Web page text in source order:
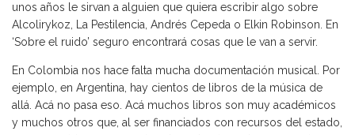
unos años le sirvan a alguien que quiera escribir algo sobre
Alcolirykoz, La Pestilencia, Andrés Cepeda o Elkin Robinson. En
‘Sobre el ruido’ seguro encontrará cosas que le van a servir.
En Colombia nos hace falta mucha documentación musical. Por
ejemplo, en Argentina, hay cientos de libros de la música de
allá. Acá no pasa eso. Acá muchos libros son muy académicos
y muchos otros que, al ser financiados con recursos del estado,